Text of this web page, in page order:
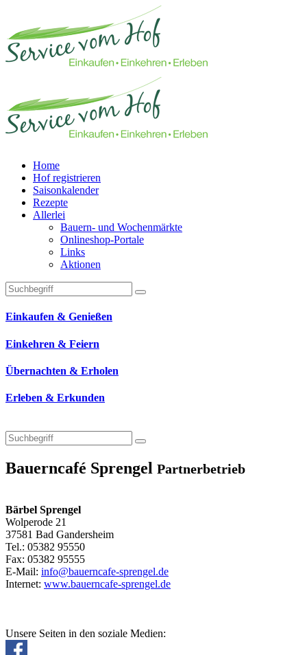
Home
Hof registrieren
Saisonkalender
Rezepte
Allerlei
Bauern- und Wochenmärkte
Onlineshop-Portale
Links
Aktionen
Technisches Feld: Suchfeld
Technisches Feld: Suchbutton
Suche absenden
Einkaufen & Genießen
Einkehren & Feiern
Übernachten & Erholen
Erleben & Erkunden
Bauerncafé Sprengel Partnerbetrieb
Bärbel Sprengel
Wolperode 21
37581 Bad Gandersheim
Tel.: 05382 95550
Fax: 05382 95555
E-Mail: info@bauerncafe-sprengel.de
Internet: www.bauerncafe-sprengel.de
Unsere Seiten in den soziale Medien: